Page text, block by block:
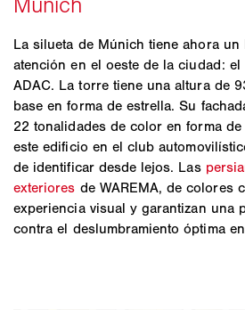
La silueta de Múnich tiene ahora un
atención en el oeste de la ciudad:
ADAC. La torre tiene una altura de
base en forma de estrella. Su
22 tonalidades de color en forma
este edificio en el club
de identificar desde lejos. Las
exteriores de WAREMA, de colores
experiencia visual y garantizan una
contra el deslumbramiento óptima